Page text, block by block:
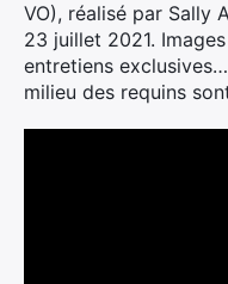
VO), réalisé par Sally
23 juillet 2021.
entretiens
milieu des requins